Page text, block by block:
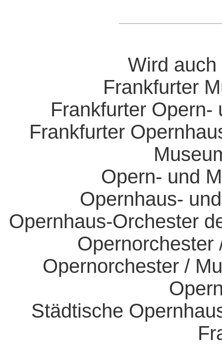
Wird
Frankfurter
Frankfurter Opern-
Frankfurter
Opern- und
Opernhaus-
Opernhaus-Orchester
Opernorchester
Opernorchester /
Städtische